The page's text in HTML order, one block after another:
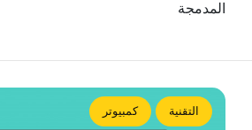
المدمجة
التقنية كمبيوتر